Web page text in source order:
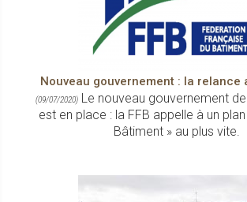
Nouveau gouvernement : la relance
(09/07/2020)Le nouveau gouvernement
est en place : la FFB appelle à un
Bâtiment » au plus vite.